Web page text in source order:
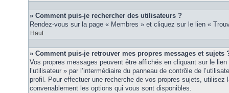
» Comment puis-je rechercher des utilisateurs ?
Rendez-vous sur la page « Membres » et cliquez sur le lien «
Haut
» Comment puis-je retrouver mes propres messages et sujets
Vos propres messages peuvent être affichés en cliquant sur le
l’utilisateur » par l’intermédiaire du panneau de contrôle de
profil. Pour effectuer une recherche de vos propres sujets, utilisez
convenablement les options qui vous sont disponibles.